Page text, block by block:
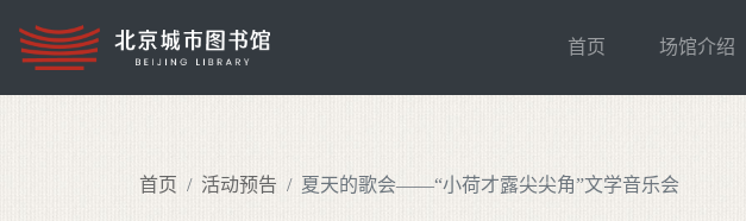
首页 场馆介绍
首页 活动预告 夏天的歌会——“小荷才露尖尖角”文学音乐会